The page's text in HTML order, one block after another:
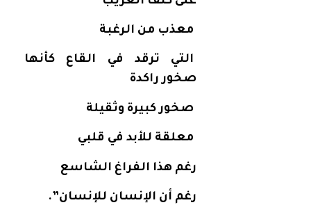
معذب من الرغبة
التي ترقد في القاع كأنها
صخور راكدة
صخور كبيرة وثقيلة
معلقة للأبد في قلبي
رغم هذا الفراغ الشاسع
رغم أن الإنسان للإنسان”.